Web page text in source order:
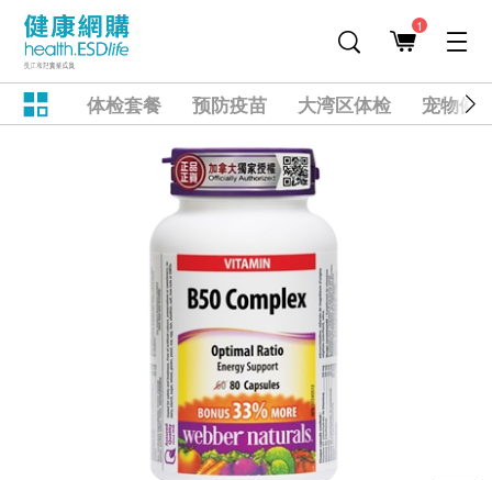
1
体检套餐 预防疫苗 大湾区体检 宠物健